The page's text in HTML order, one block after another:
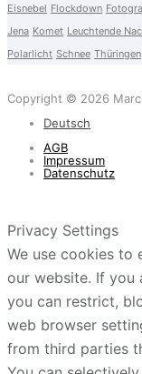
Eisnebel Flockdown
Jena Komet Leuchtende
Polarlicht Schnee Thüringen
Copyright © 2026
Deutsch
AGB
Impressum
Datenschutz
Privacy Settings
We use cookies to
our website. If you
you can restrict,
web browser
from third parties